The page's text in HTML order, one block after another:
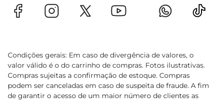
Condições gerais: Em caso de divergência de valores, o
valor válido é o do carrinho de compras. Fotos ilustrativas.
Compras sujeitas a confirmação de estoque. Compras
podem ser canceladas em caso de suspeita de fraude. A fim
de garantir o acesso de um maior número de clientes as